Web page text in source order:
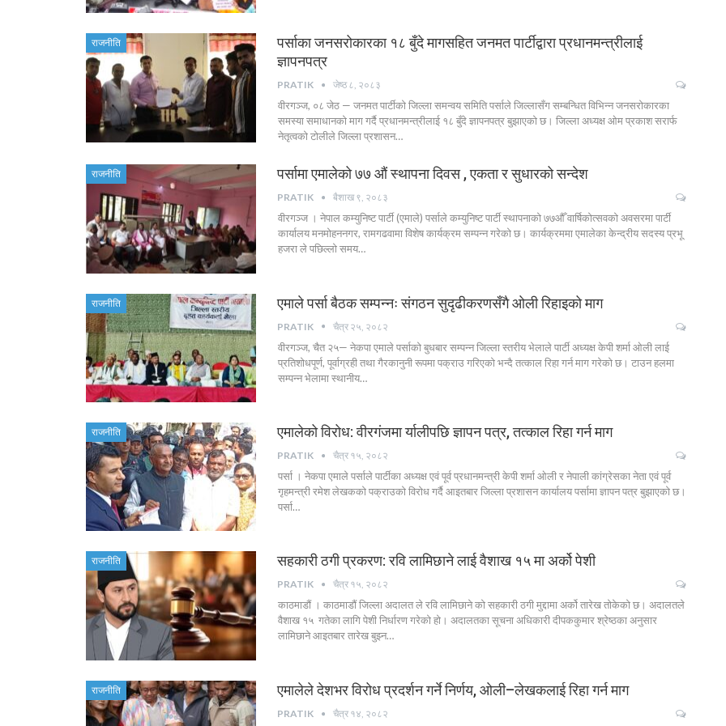
राजनीति
पर्साका जनसरोकारका १८ बुँदे मागसहित जनमत पार्टीद्वारा प्रधानमन्त्रीलाई
ज्ञापनपत्र
PRATIK जेष्ठ ८, २०८३
वीरगञ्ज, ०८ जेठ — जनमत पार्टीको जिल्ला समन्वय समिति पर्साले जिल्लासँग सम्बन्धित विभिन्न जनसरोकारका
समस्या समाधानको माग गर्दै प्रधानमन्त्रीलाई १८ बुँदे ज्ञापनपत्र बुझाएको छ। जिल्ला अध्यक्ष ओम प्रकाश सरार्फ
नेतृत्वको टोलीले जिल्ला प्रशासन…
राजनीति पर्सामा एमालेको ७७ औं स्थापना दिवस , एकता र सुधारको सन्देश
PRATIK बैशाख ९, २०८३
वीरगञ्ज । नेपाल कम्युनिष्ट पार्टी (एमाले) पर्साले कम्युनिष्ट पार्टी स्थापनाको ७७औँ वार्षिकोत्सवको अवसरमा पार्टी
कार्यालय मनमोहननगर, रामगढवामा विशेष कार्यक्रम सम्पन्न गरेको छ। कार्यक्रममा एमालेका केन्द्रीय सदस्य प्रभू
हजरा ले पछिल्लो समय…
राजनीति एमाले पर्सा बैठक सम्पन्नः संगठन सुदृढीकरणसँगै ओली रिहाइको माग
PRATIK चैत्र २५, २०८२
वीरगञ्ज, चैत २५— नेकपा एमाले पर्साको बुधबार सम्पन्न जिल्ला स्तरीय भेलाले पार्टी अध्यक्ष केपी शर्मा ओली लाई
प्रतिशोधपूर्ण, पूर्वाग्रही तथा गैरकानुनी रूपमा पक्राउ गरिएको भन्दै तत्काल रिहा गर्न माग गरेको छ। टाउन हलमा
सम्पन्न भेलामा स्थानीय…
राजनीति एमालेको विरोध: वीरगंजमा र्यालीपछि ज्ञापन पत्र, तत्काल रिहा गर्न माग
PRATIK चैत्र १५, २०८२
पर्सा । नेकपा एमाले पर्साले पार्टीका अध्यक्ष एवं पूर्व प्रधानमन्त्री केपी शर्मा ओली र नेपाली कांग्रेसका नेता एवं पूर्व
गृहमन्त्री रमेश लेखकको पक्राउको विरोध गर्दै आइतबार जिल्ला प्रशासन कार्यालय पर्सामा ज्ञापन पत्र बुझाएको छ।
पर्सा…
राजनीति सहकारी ठगी प्रकरण: रवि लामिछाने लाई वैशाख १५ मा अर्को पेशी
PRATIK चैत्र १५, २०८२
काठमाडौं । काठमाडौं जिल्ला अदालत ले रवि लामिछाने को सहकारी ठगी मुद्दामा अर्को तारेख तोकेको छ। अदालतले
वैशाख १५ गतेका लागि पेशी निर्धारण गरेको हो। अदालतका सूचना अधिकारी दीपककुमार श्रेष्ठका अनुसार
लामिछाने आइतबार तारेख बुझ्न…
राजनीति एमालेले देशभर विरोध प्रदर्शन गर्ने निर्णय, ओली–लेखकलाई रिहा गर्न माग
PRATIK चैत्र १४, २०८२